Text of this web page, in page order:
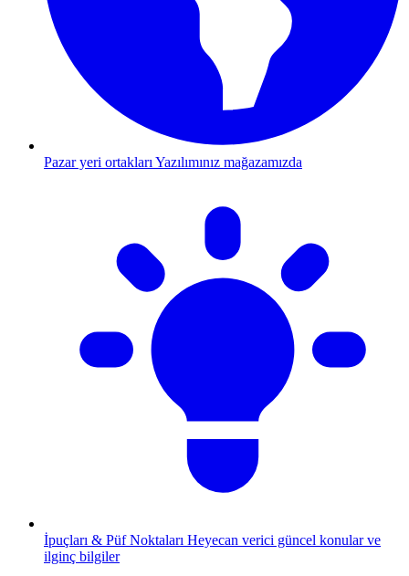
Pazar yeri ortakları Yazılımınız mağazamızda
İpuçları & Püf Noktaları Heyecan verici güncel konular ve
ilginç bilgiler